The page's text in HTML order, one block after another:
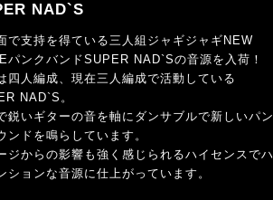
NAD`S
で支持を得ている三人組ジャギジャギNEW
パンクバンドSUPER NAD`Sの音源を入荷！
四人編成、現在三人編成で活動している
NAD`S。
鋭いギターの音を軸にダンサブルで新しいパン
ンドを鳴らしています。
ジからの影響も強く感じられるハイセンスでハ
ションな音源に仕上がっています。